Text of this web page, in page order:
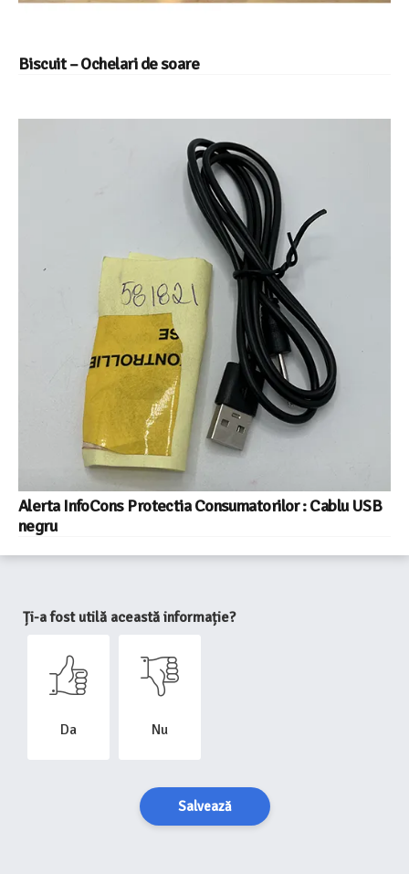
Biscuit – Ochelari de soare
Alerta InfoCons Protectia Consumatorilor : Cablu USB
negru
Ți-a fost utilă această informație?
Da Nu
Salvează